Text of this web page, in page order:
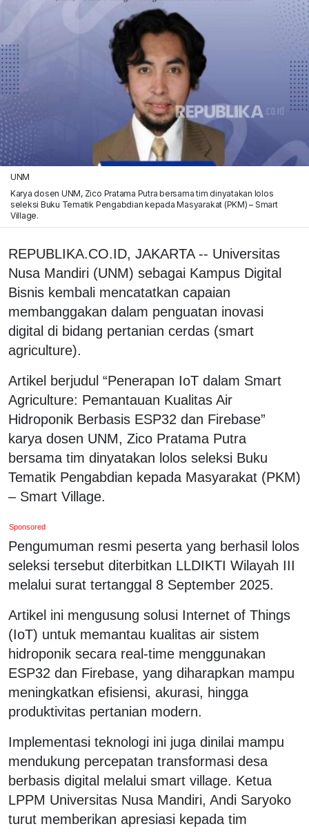
UNM
Karya dosen UNM, Zico Pratama Putra bersama tim dinyatakan lolos
seleksi Buku Tematik Pengabdian kepada Masyarakat (PKM) – Smart
Village.
REPUBLIKA.CO.ID, JAKARTA -- Universitas
Nusa Mandiri (UNM) sebagai Kampus Digital
Bisnis kembali mencatatkan capaian
membanggakan dalam penguatan inovasi
digital di bidang pertanian cerdas (smart
agriculture).
Artikel berjudul “Penerapan IoT dalam Smart
Agriculture: Pemantauan Kualitas Air
Hidroponik Berbasis ESP32 dan Firebase”
karya dosen UNM, Zico Pratama Putra
bersama tim dinyatakan lolos seleksi Buku
Tematik Pengabdian kepada Masyarakat (PKM)
– Smart Village.
Sponsored
Pengumuman resmi peserta yang berhasil lolos
seleksi tersebut diterbitkan LLDIKTI Wilayah III
melalui surat tertanggal 8 September 2025.
Artikel ini mengusung solusi Internet of Things
(IoT) untuk memantau kualitas air sistem
hidroponik secara real-time menggunakan
ESP32 dan Firebase, yang diharapkan mampu
meningkatkan efisiensi, akurasi, hingga
produktivitas pertanian modern.
Implementasi teknologi ini juga dinilai mampu
mendukung percepatan transformasi desa
berbasis digital melalui smart village. Ketua
LPPM Universitas Nusa Mandiri, Andi Saryoko
turut memberikan apresiasi kepada tim